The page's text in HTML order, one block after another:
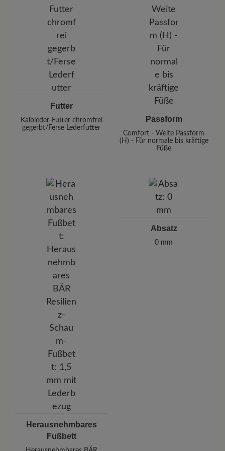
Futter
Kalbleder-Futter chromfrei
gegerbt/Ferse Lederfutter
Passform
Comfort - Weite Passform
(H) - Für normale bis kräftige
Füße
Herausnehmbares
Fußbett
Absatz
0 mm